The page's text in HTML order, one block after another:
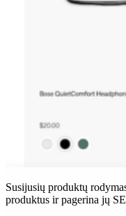
Susijusių produktų
produktus ir pagerina jų